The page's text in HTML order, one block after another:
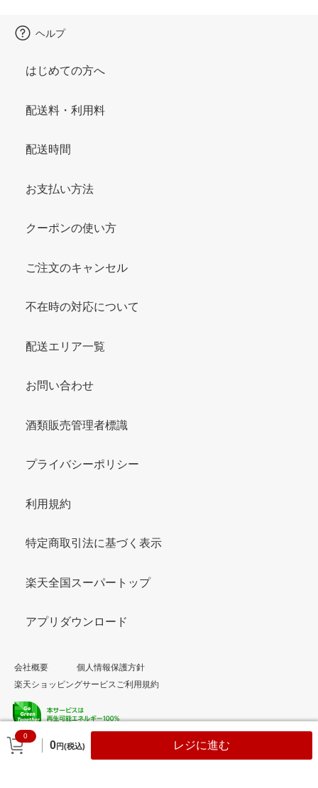
0
0円(税込) レジに進む
ヘルプ
はじめての方へ
配送料・利用料
配送時間
お支払い方法
クーポンの使い方
ご注文のキャンセル
不在時の対応について
配送エリア一覧
お問い合わせ
酒類販売管理者標識
プライバシーポリシー
利用規約
特定商取引法に基づく表示
楽天全国スーパートップ
アプリダウンロード
会社概要
個人情報保護方針
楽天ショッピングサービスご利用規約
© Rakuten Group, Inc.